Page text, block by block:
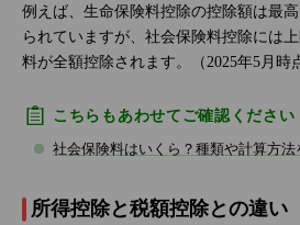
例えば、生命保険料控除の控除額は最
られていますが、社会保険料控除には
料が全額控除されます。（2025年5月時
こちらもあわせてご確認ください
社会保険料はいくら？種類や計算方法
所得控除と税額控除との違い